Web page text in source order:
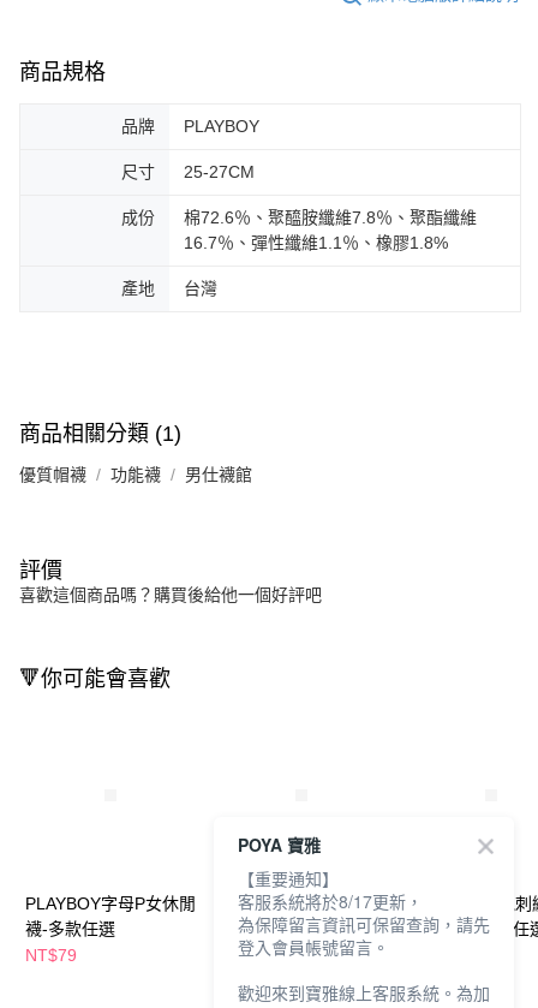
商品規格
品牌 PLAYBOY
尺寸 25-27CM
成份
棉72.6％、聚醯胺纖維7.8％、聚酯纖維
16.7％、彈性纖維1.1％、橡膠1.8%
產地 台灣
商品相關分類 (1)
優質帽襪 功能襪 男仕襪館
評價
喜歡這個商品嗎？購買後給他一個好評吧
🔻你可能會喜歡
PLAYBOY字母P女休閒
襪-多款任選
NT$79
PLAYBOY字母P男休閒
襪-多款任選
NT$79
PLAYBOY半兔刺
條休閒襪-多色任
POYA 寶雅
【重要通知】
客服系統將於8/17更新，
為保障留言資訊可保留查詢，請先
登入會員帳號留言。
歡迎來到寶雅線上客服系統。為加